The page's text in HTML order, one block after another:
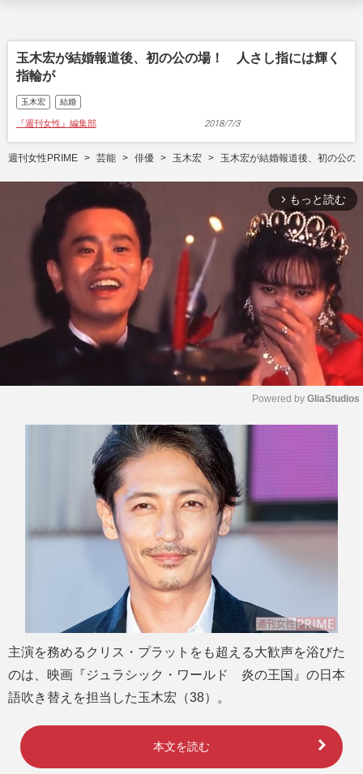
玉木宏が結婚報道後、初の公の場！ 人さし指には輝く
指輪が
玉木宏 結婚
『週刊女性』編集部 2018/7/3
週刊女性PRIME 芸能 俳優 玉木宏 玉木宏が結婚報道後、初の公
arrow_forward_ios もっと読む
Powered by GliaStudios
主演を務めるクリス・プラットをも超える大歓声を浴びた
のは、映画『ジュラシック・ワールド 炎の王国』の日本
語吹き替えを担当した玉木宏（38）。
本文を読む